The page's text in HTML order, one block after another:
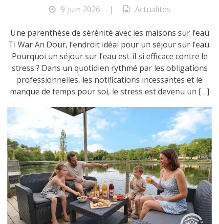
9 juin 2026 | Actualités
Une parenthèse de sérénité avec les maisons sur l’eau
Ti War An Dour, l’endroit idéal pour un séjour sur l’eau.
Pourquoi un séjour sur l’eau est-il si efficace contre le
stress ? Dans un quotidien rythmé par les obligations
professionnelles, les notifications incessantes et le
manque de temps pour soi, le stress est devenu un […]